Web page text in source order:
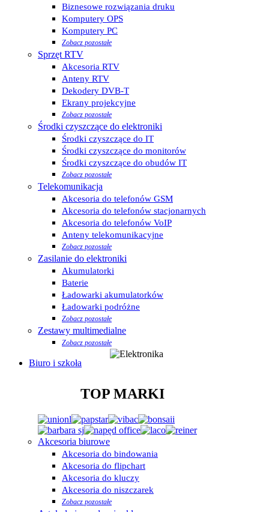
Biznesowe rozwiązania druku
Komputery OPS
Komputery PC
Zobacz pozostałe
Sprzęt RTV
Akcesoria RTV
Anteny RTV
Dekodery DVB-T
Ekrany projekcyjne
Zobacz pozostałe
Środki czyszczące do elektroniki
Środki czyszczące do IT
Środki czyszczące do monitorów
Środki czyszczące do obudów IT
Zobacz pozostałe
Telekomunikacja
Akcesoria do telefonów GSM
Akcesoria do telefonów stacjonarnych
Akcesoria do telefonów VoIP
Anteny telekomunikacyjne
Zobacz pozostałe
Zasilanie do elektroniki
Akumulatorki
Baterie
Ładowarki akumulatorków
Ładowarki podróżne
Zobacz pozostałe
Zestawy multimedialne
Zobacz pozostałe
Biuro i szkoła
TOP MARKI
Akcesoria biurowe
Akcesoria do bindowania
Akcesoria do flipchart
Akcesoria do kluczy
Akcesoria do niszczarek
Zobacz pozostałe